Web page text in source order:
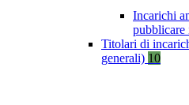
Incarichi
pubblicare
Titolari di
generali) 10